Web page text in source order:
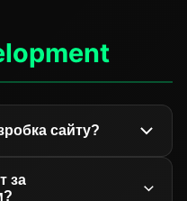
сайту?
проекту:
Page) - 7-10 днів,
за